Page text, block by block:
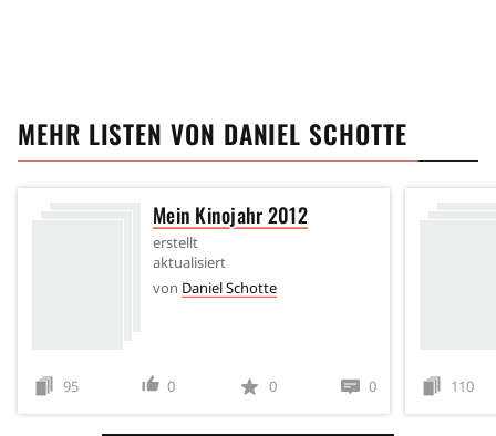
MEHR LISTEN VON DANIEL SCHOTTE
Mein Kinojahr 2012
erstellt
aktualisiert
von Daniel Schotte
95 0 0 0 110